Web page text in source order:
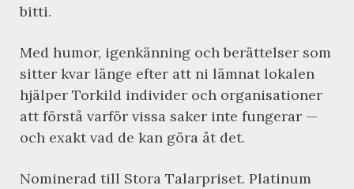
bitti.
Med humor, igenkänning och berättelser som
sitter kvar länge efter att ni lämnat lokalen
hjälper Torkild individer och organisationer
att förstå varför vissa saker inte fungerar —
och exakt vad de kan göra åt det.
Nominerad till Stora Talarpriset. Platinum